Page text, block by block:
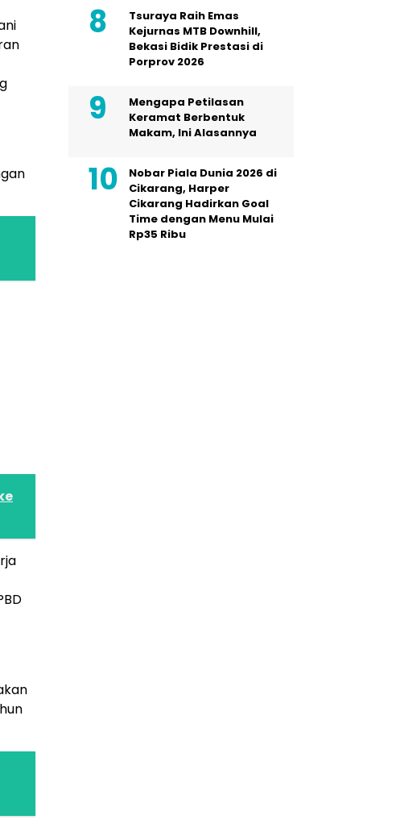
Tsuraya Raih Emas
Kejurnas MTB Downhill,
Bekasi Bidik Prestasi di
Porprov 2026
Mengapa Petilasan
Keramat Berbentuk
Makam, Ini Alasannya
Nobar Piala Dunia 2026 di
Cikarang, Harper
Cikarang Hadirkan Goal
Time dengan Menu Mulai
Rp35 Ribu